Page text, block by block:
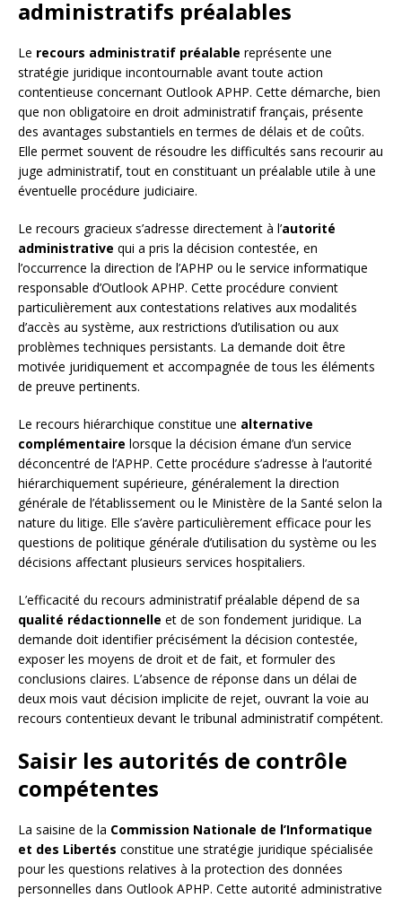
administratifs préalables
Le recours administratif préalable représente une
stratégie juridique incontournable avant toute action
contentieuse concernant Outlook APHP. Cette démarche, bien
que non obligatoire en droit administratif français, présente
des avantages substantiels en termes de délais et de coûts.
Elle permet souvent de résoudre les difficultés sans recourir au
juge administratif, tout en constituant un préalable utile à une
éventuelle procédure judiciaire.
Le recours gracieux s’adresse directement à l’autorité
administrative qui a pris la décision contestée, en
l’occurrence la direction de l’APHP ou le service informatique
responsable d’Outlook APHP. Cette procédure convient
particulièrement aux contestations relatives aux modalités
d’accès au système, aux restrictions d’utilisation ou aux
problèmes techniques persistants. La demande doit être
motivée juridiquement et accompagnée de tous les éléments
de preuve pertinents.
Le recours hiérarchique constitue une alternative
complémentaire lorsque la décision émane d’un service
déconcentré de l’APHP. Cette procédure s’adresse à l’autorité
hiérarchiquement supérieure, généralement la direction
générale de l’établissement ou le Ministère de la Santé selon la
nature du litige. Elle s’avère particulièrement efficace pour les
questions de politique générale d’utilisation du système ou les
décisions affectant plusieurs services hospitaliers.
L’efficacité du recours administratif préalable dépend de sa
qualité rédactionnelle et de son fondement juridique. La
demande doit identifier précisément la décision contestée,
exposer les moyens de droit et de fait, et formuler des
conclusions claires. L’absence de réponse dans un délai de
deux mois vaut décision implicite de rejet, ouvrant la voie au
recours contentieux devant le tribunal administratif compétent.
Saisir les autorités de contrôle
compétentes
La saisine de la Commission Nationale de l’Informatique
et des Libertés constitue une stratégie juridique spécialisée
pour les questions relatives à la protection des données
personnelles dans Outlook APHP. Cette autorité administrative